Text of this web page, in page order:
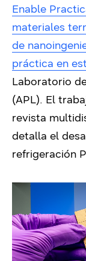
Enable
materiales
de
práctica en
Laboratorio
(APL). El
revista
detalla el
refrigeración